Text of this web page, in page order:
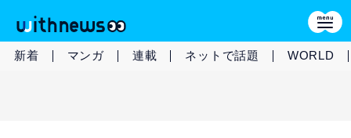
新着 マンガ 連載 ネットで話題 WORLD